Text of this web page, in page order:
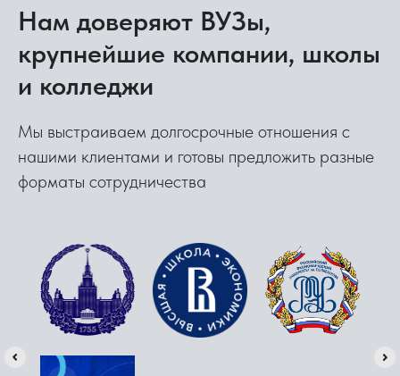
Нам доверяют ВУЗы,
крупнейшие компании, школы
и колледжи
Мы выстраиваем долгосрочные отношения с
нашими клиентами и готовы предложить разные
форматы сотрудничества